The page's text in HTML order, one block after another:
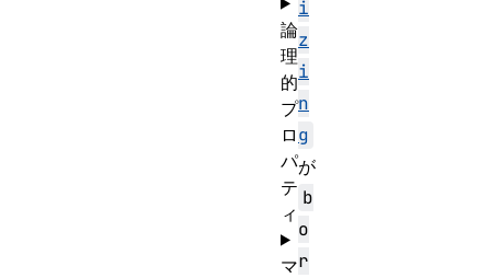
i
z
i
n
g
が
b
o
r
論
理
的
プ
ロ
パ
テ
ィ
マ